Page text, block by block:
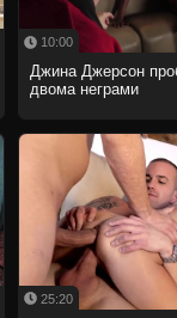
10:00
Джина Джерсон
двома неграми
25:20